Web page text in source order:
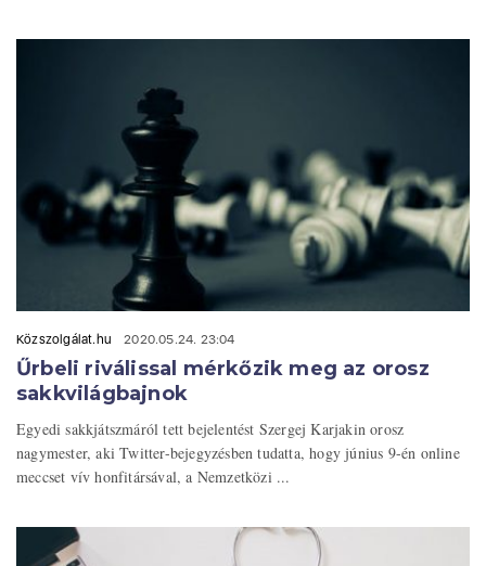
Közszolgálat.hu 2020.05.24. 23:04
Űrbeli riválissal mérkőzik meg az orosz
sakkvilágbajnok
Egyedi sakkjátszmáról tett bejelentést Szergej Karjakin orosz
nagymester, aki Twitter-bejegyzésben tudatta, hogy június 9-én online
meccset vív honfitársával, a Nemzetközi ...